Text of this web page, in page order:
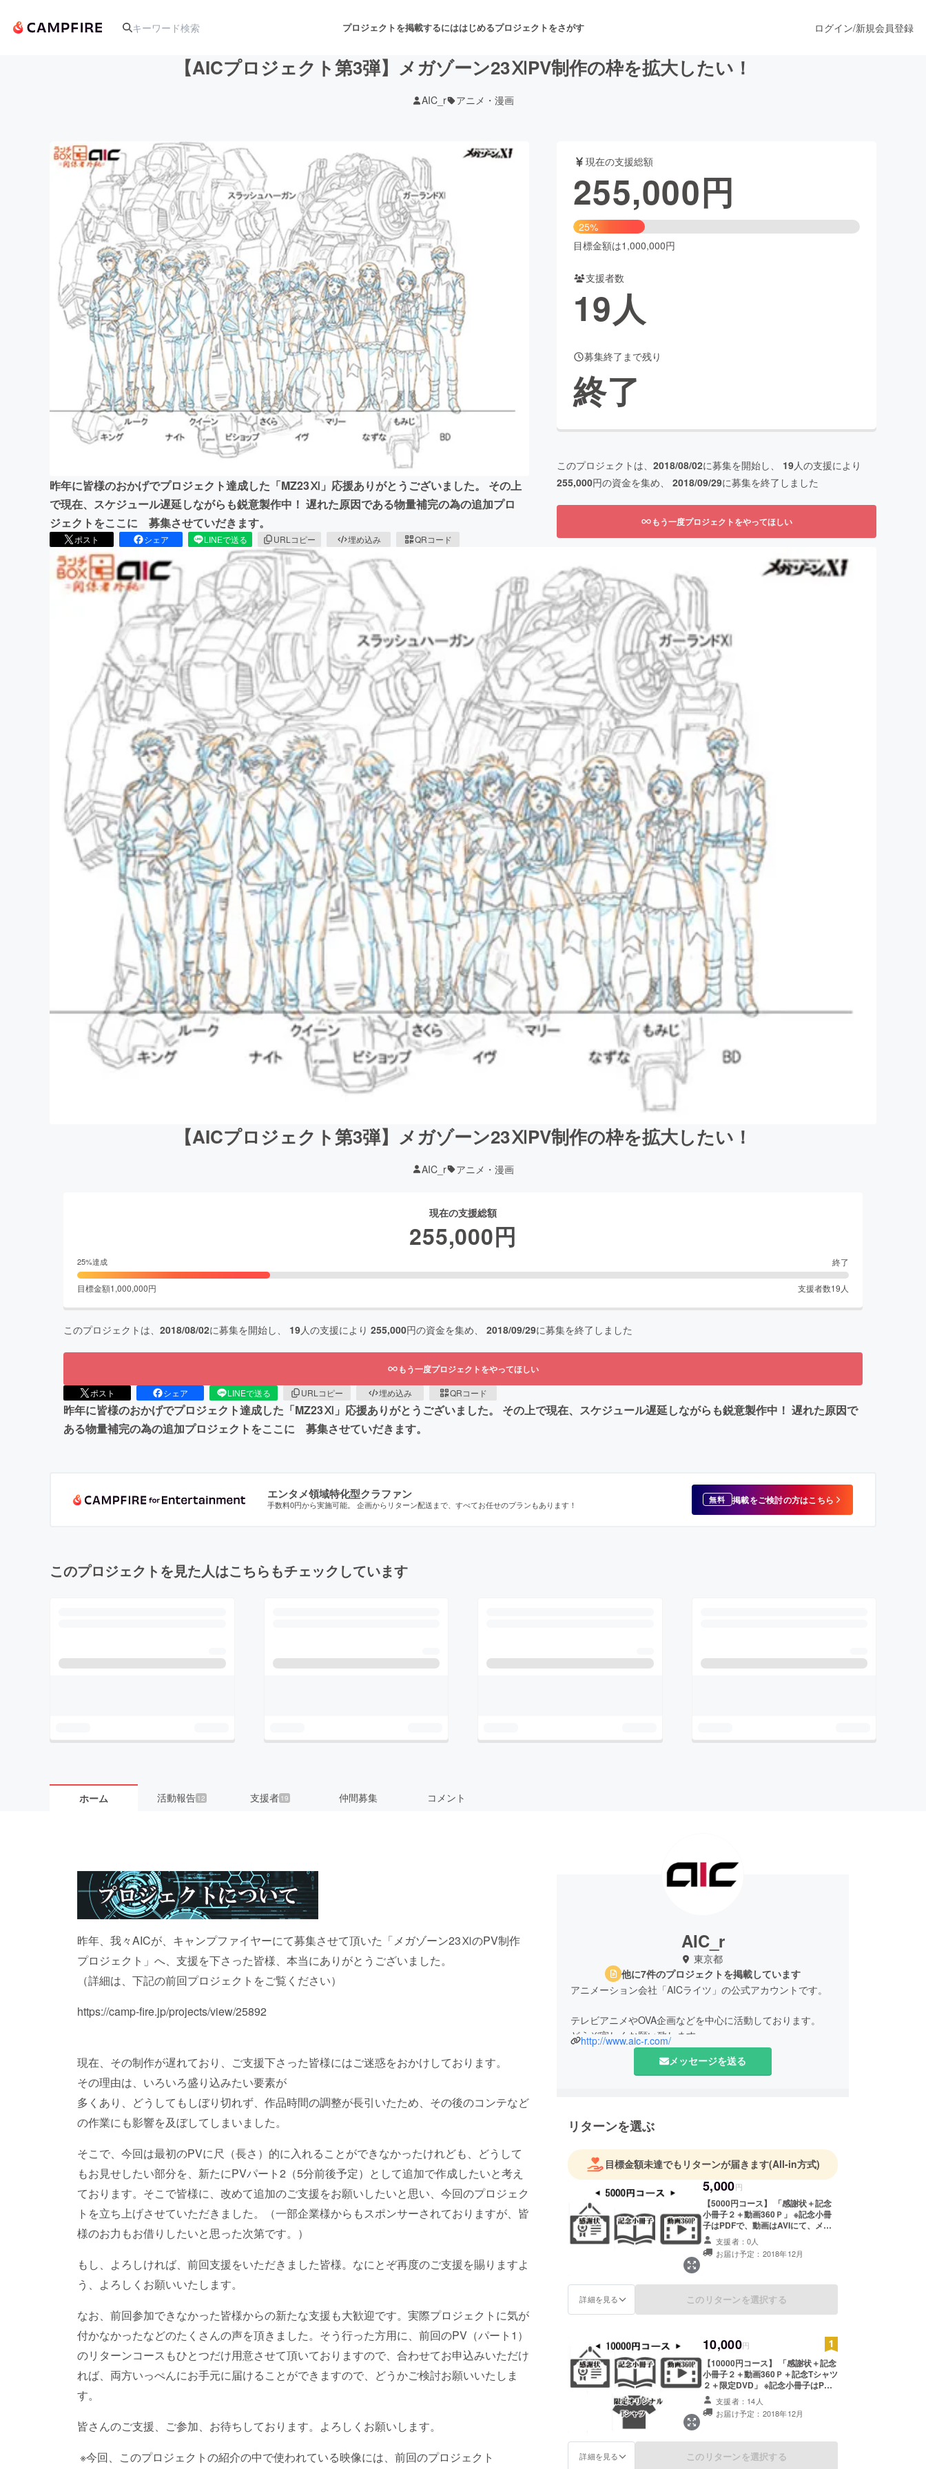
プロジェクトを掲載するにははじめるプロジェクトをさがす
アート・写真 音楽 舞台・パフォーマンス
テクノロジー・ガジェット ゲーム・サービス開発 フード・飲食店 ファッション
映像・映画 書籍・雑誌出版
ビジネス・起業 チャレンジ ビューティー・ヘルスケア
まちづくり・地域活性化
CAMPFIRE for Social Good
CAMPFIREふるさと納税
ログイン/新規会員登録
【AICプロジェクト第3弾】メガゾーン23ⅪPV制作の枠を拡大したい！
AIC_r アニメ・漫画
昨年に皆様のおかげでプロジェクト達成した「MZ23Ⅺ」応援ありがとうございました。 その上
で現在、スケジュール遅延しながらも鋭意製作中！ 遅れた原因である物量補完の為の追加プロ
ジェクトをここに 募集させていだきます。
ポスト シェア LINEで送る URLコピー 埋め込み QRコード
現在の支援総額
255,000円
25%
目標金額は1,000,000円
支援者数
19人
募集終了まで残り
終了
このプロジェクトは、 2018/08/02に募集を開始し、 19人の支援により
255,000円の資金を集め、 2018/09/29に募集を終了しました
もう一度プロジェクトをやってほしい
【AICプロジェクト第3弾】メガゾーン23ⅪPV制作の枠を拡大したい！
AIC_r アニメ・漫画
現在の支援総額
255,000円
25%達成 終了
目標金額1,000,000円 支援者数19 人
このプロジェクトは、 2018/08/02に募集を開始し、 19人の支援により 255,000円の資金を集め、 2018/09/29に募集を終了しました
もう一度プロジェクトをやってほしい
ポスト シェア LINEで送る URLコピー 埋め込み QRコード
昨年に皆様のおかげでプロジェクト達成した「MZ23Ⅺ」応援ありがとうございました。 その上で現在、スケジュール遅延しながらも鋭意製作中！ 遅れた原因で
ある物量補完の為の追加プロジェクトをここに 募集させていだきます。
エンタメ領域特化型クラファン
手数料0円から実施可能。 企画からリターン配送まで、すべてお任せのプランもあります！ 無料 掲載をご検討の方はこちら
このプロジェクトを見た人はこちらもチェックしています
ホーム 活動報告 12 支援者 19 仲間募集 コメント
昨年、我々AICが、キャンプファイヤーにて募集させて頂いた「メガゾーン23ⅪのPV制作
プロジェクト」へ、支援を下さった皆様、本当にありがとうございました。
（詳細は、下記の前回プロジェクトをご覧ください）
https://camp-fire.jp/projects/view/25892
現在、その制作が遅れており、ご支援下さった皆様にはご迷惑をおかけしております。
その理由は、いろいろ盛り込みたい要素が
多くあり、どうしてもしぼり切れず、作品時間の調整が長引いたため、その後のコンテなど
の作業にも影響を及ぼしてしまいました。
そこで、今回は最初のPVに尺（長さ）的に入れることができなかったけれども、どうして
もお見せしたい部分を、新たにPVパート2（5分前後予定）として追加で作成したいと考え
ております。そこで皆様に、改めて追加のご支援をお願いしたいと思い、今回のプロジェク
トを立ち上げさせていただきました。（一部企業様からもスポンサーされておりますが、皆
様のお力もお借りしたいと思った次第です。）
もし、よろしければ、前回支援をいただきました皆様。なにとぞ再度のご支援を賜りますよ
う、よろしくお願いいたします。
なお、前回参加できなかった皆様からの新たな支援も大歓迎です。実際プロジェクトに気が
付かなかったなどのたくさんの声を頂きました。そう行った方用に、前回のPV（パート1）
のリターンコースもひとつだけ用意させて頂いておりますので、合わせてお申込みいただけ
れば、両方いっぺんにお手元に届けることができますので、どうかご検討お願いいたしま
す。
皆さんのご支援、ご参加、お待ちしております。よろしくお願いします。
※今回、このプロジェクトの紹介の中で使われている映像には、前回のプロジェクト
AIC_r
東京都
他に7件のプロジェクトを掲載しています
アニメーション会社「AICライツ」の公式アカウントです。
テレビアニメやOVA企画などを中心に活動しております。
どうぞ宜しくお願い致します。
①クラウドファンディングについて、みなさまにお詫びとご
ます。
http://www.aic-r.com/
メッセージを送る
リターンを選ぶ
目標金額未達でもリターンが届きます(All-in方式)
5,000円
【5000円コース】 「感謝状＋記念
小冊子２＋動画360Ｐ」 ※記念小冊
子はPDFで、動画はAVIにて、メー
ルにてお送りさせて頂く予定です。
※迷惑メールなどで受け取りが出来
ないようにならないように気を付け
支援者：0人
お届け予定：2018年12月
詳細を見る このリターンを選択する
10,000円
【10000円コース】 「感謝状＋記念
小冊子２＋動画360Ｐ＋記念Tシャツ
２＋限定DVD」 ※記念小冊子はPDF
で、動画はAVIにて、メールにてお
送りさせて頂く予定です。 ※迷惑
メールなどで受け取りが出来ないよ
さい ※Tシャツのサイズは、S／M／
L／XLから、お選びください。 ※限
定DVDの内容は前回募集のプロジェ
支援者：14人
お届け予定：2018年12月
詳細を見る このリターンを選択する